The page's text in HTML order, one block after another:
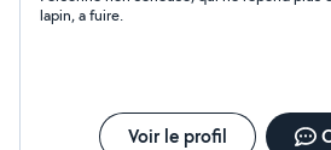
secouriste, je m'occupe de
lapin, a fuire.
Voir le profil